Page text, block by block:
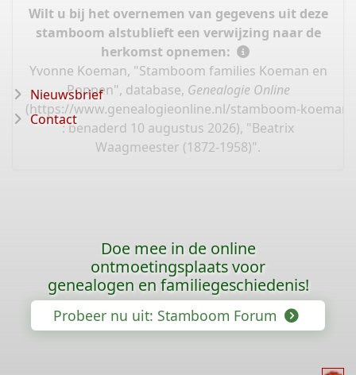
Wilt u bij het overnemen van gegevens uit deze
stamboom alstublieft een verwijzing naar de
herkomst opnemen:
Yvonne Koeman, "Stamboom families Koeman en
Poppen", database, Genealogie Online
(https://www.genealogieonline.nl/stamboom-
: benaderd 10 augustus 2026), "Beatrix
Waagmeester (1872-1958)".
Nieuwsbrief
Contact
Doe mee in de online
ontmoetingsplaats voor
genealogen en familiegeschiedenis!
Probeer nu uit: Stamboom Forum